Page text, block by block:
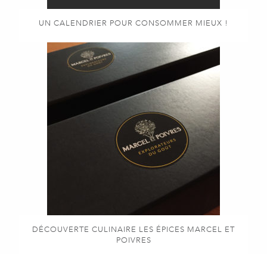
UN CALENDRIER POUR CONSOMMER MIEUX !
DÉCOUVERTE CULINAIRE LES ÉPICES MARCEL ET
POIVRES